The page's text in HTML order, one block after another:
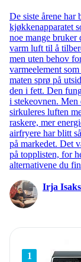
De siste årene har
kjøkkenapparatet
noe mange
varm luft til å
men uten behov
varmeelement
maten sprø på
den i fett. Den
i stekeovnen. Men
sirkuleres luften
raskere, mer
airfryere har blitt
på markedet. Det
på topplisten, for
alternativene du
Irja
1